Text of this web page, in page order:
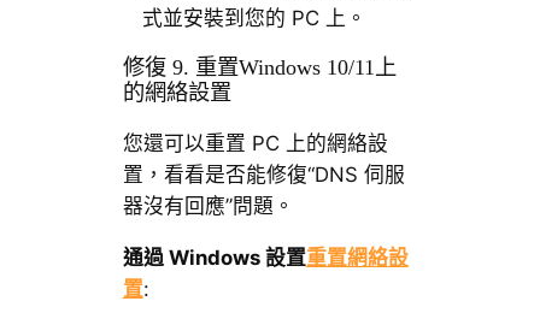
式並安裝到您的 PC 上。
修復 9. 重置Windows 10/11上
的網絡設置
您還可以重置 PC 上的網絡設
置，看看是否能修復“DNS 伺服
器沒有回應”問題。
通過 Windows 設置重置網絡設
置: